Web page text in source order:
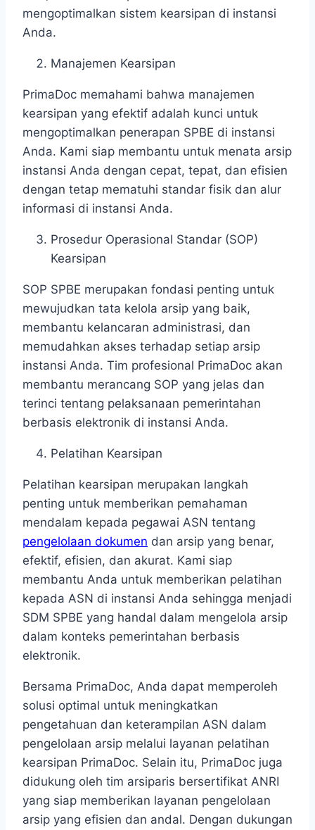
mengoptimalkan sistem kearsipan di instansi
Anda.
Manajemen Kearsipan
PrimaDoc memahami bahwa manajemen
kearsipan yang efektif adalah kunci untuk
mengoptimalkan penerapan SPBE di instansi
Anda. Kami siap membantu untuk menata arsip
instansi Anda dengan cepat, tepat, dan efisien
dengan tetap mematuhi standar fisik dan alur
informasi di instansi Anda.
Prosedur Operasional Standar (SOP)
Kearsipan
SOP SPBE merupakan fondasi penting untuk
mewujudkan tata kelola arsip yang baik,
membantu kelancaran administrasi, dan
memudahkan akses terhadap setiap arsip
instansi Anda. Tim profesional PrimaDoc akan
membantu merancang SOP yang jelas dan
terinci tentang pelaksanaan pemerintahan
berbasis elektronik di instansi Anda.
Pelatihan Kearsipan
Pelatihan kearsipan merupakan langkah
penting untuk memberikan pemahaman
mendalam kepada pegawai ASN tentang
pengelolaan dokumen dan arsip yang benar,
efektif, efisien, dan akurat. Kami siap
membantu Anda untuk memberikan pelatihan
kepada ASN di instansi Anda sehingga menjadi
SDM SPBE yang handal dalam mengelola arsip
dalam konteks pemerintahan berbasis
elektronik.
Bersama PrimaDoc, Anda dapat memperoleh
solusi optimal untuk meningkatkan
pengetahuan dan keterampilan ASN dalam
pengelolaan arsip melalui layanan pelatihan
kearsipan PrimaDoc. Selain itu, PrimaDoc juga
didukung oleh tim arsiparis bersertifikat ANRI
yang siap memberikan layanan pengelolaan
arsip yang efisien dan andal. Dengan dukungan